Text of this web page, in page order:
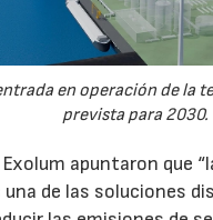
en operación de la
prevista para 2030.
Exolum apuntaron que
una de las soluciones